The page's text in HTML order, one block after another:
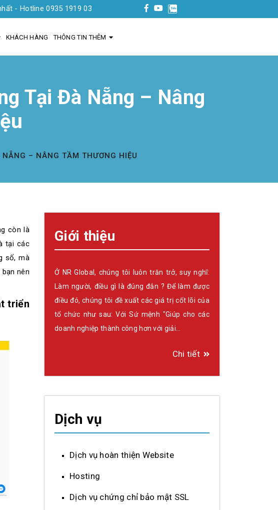
0935 1919 03
KHÁCH HÀNG THÔNG TIN THÊM
Tại Đà Nẵng – Nâng
– NÂNG TẦM THƯƠNG HIỆU
còn là
tại các
số, mà
nên
triển
Giới thiệu
Ở NR Global, chúng tôi luôn trăn trở, suy nghĩ:
Làm người, điều gì là đúng đắn ? Để làm được
điều đó, chúng tôi đề xuất các giá trị cốt lõi của
tổ chức như sau: Với Sứ mệnh "Giúp cho các
doanh nghiệp thành công hơn với giải…
Chi tiết
Dịch vụ
Dịch vụ hoàn thiện Website
Hosting
Dịch vụ chứng chỉ bảo mật SSL